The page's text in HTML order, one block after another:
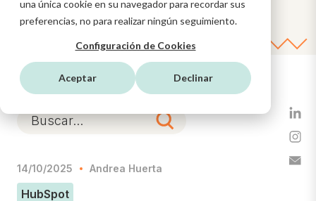
una única cookie en su navegador para recordar sus
preferencias, no para realizar ningún seguimiento.
Configuración de Cookies
Aceptar Declinar
14/10/2025 Andrea Huerta
HubSpot